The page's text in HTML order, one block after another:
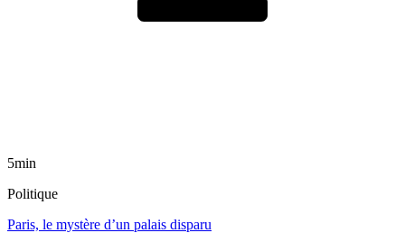
5min
Politique
Paris, le mystère d’un palais disparu